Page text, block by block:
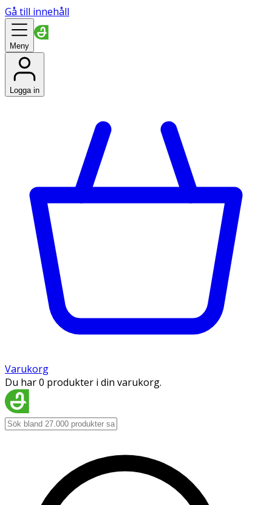
Gå till innehåll
Meny
Logga in
Varukorg
Du har 0 produkter i din varukorg.